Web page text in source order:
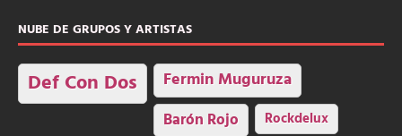
NUBE DE GRUPOS Y ARTISTAS
Def Con Dos Fermin Muguruza
Barón Rojo Rockdelux